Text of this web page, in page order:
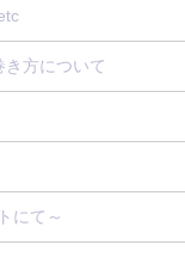
方について
にて～